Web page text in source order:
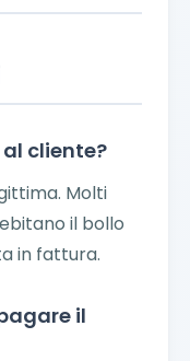
cliente?
Molti
il bollo
in fattura.
il